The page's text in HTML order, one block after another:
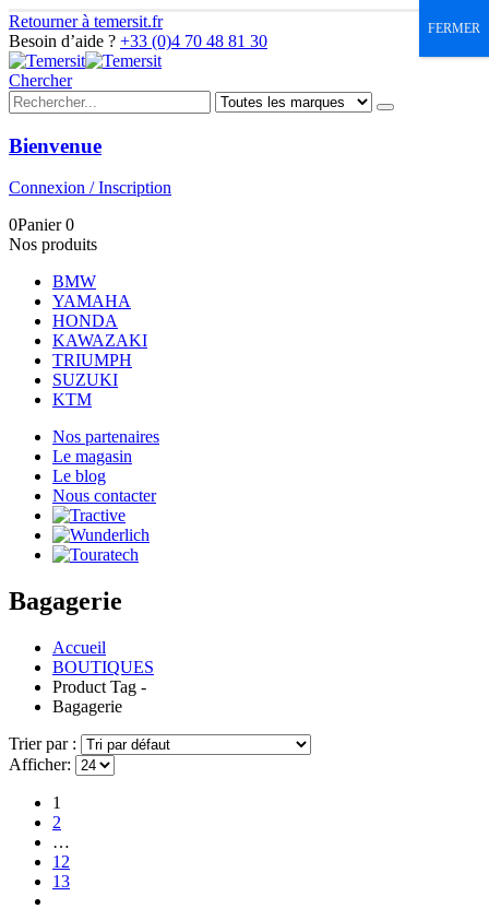
Retourner à temersit.fr
Besoin d’aide ? +33 (0)4 70 48 81 30
Chercher
Bienvenue
Connexion / Inscription
0Panier0
Nos produits
BMW
YAMAHA
HONDA
KAWAZAKI
TRIUMPH
SUZUKI
KTM
Nos partenaires
Le magasin
Le blog
Nous contacter
Bagagerie
Accueil
BOUTIQUES
Product Tag -
Bagagerie
Trier par :
Afficher:
1
2
…
12
13
FERMER